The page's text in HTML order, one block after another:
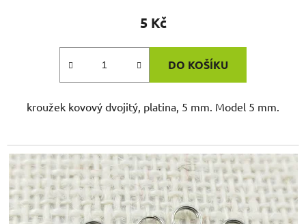
5 Kč
DO KOŠÍKU
kroužek kovový dvojitý, platina, 5 mm. Model 5 mm.